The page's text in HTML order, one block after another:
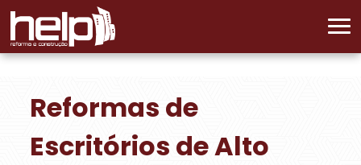
Reformas de
Escritórios de Alto